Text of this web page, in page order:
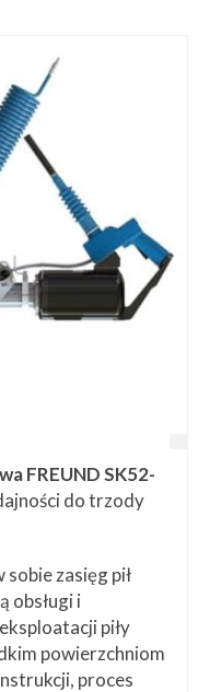
FREUND SK52-
do trzody
sobie zasięg pił
obsługi i
piły
powierzchniom
proces